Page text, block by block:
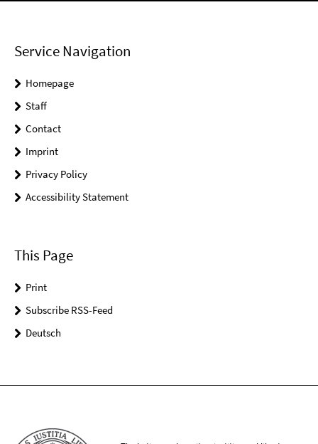
Service Navigation
Homepage
Staff
Contact
Imprint
Privacy Policy
Accessibility Statement
This Page
Print
Subscribe RSS-Feed
Deutsch